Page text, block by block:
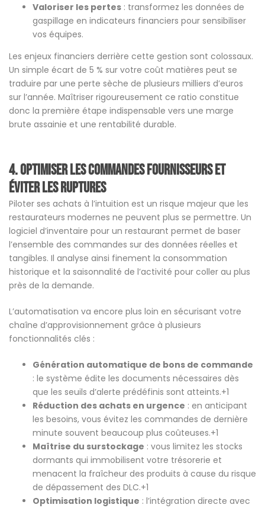
Valoriser les pertes : transformez les données de
gaspillage en indicateurs financiers pour sensibiliser
vos équipes.
Les enjeux financiers derrière cette gestion sont colossaux.
Un simple écart de 5 % sur votre coût matières peut se
traduire par une perte sèche de plusieurs milliers d’euros
sur l’année. Maîtriser rigoureusement ce ratio constitue
donc la première étape indispensable vers une marge
brute assainie et une rentabilité durable.
4.Optimiser les commandes fournisseurs et
éviter les ruptures
Piloter ses achats à l’intuition est un risque majeur que les
restaurateurs modernes ne peuvent plus se permettre. Un
logiciel d’inventaire pour un restaurant permet de baser
l’ensemble des commandes sur des données réelles et
tangibles. Il analyse ainsi finement la consommation
historique et la saisonnalité de l’activité pour coller au plus
près de la demande.
L’automatisation va encore plus loin en sécurisant votre
chaîne d’approvisionnement grâce à plusieurs
fonctionnalités clés :
Génération automatique de bons de commande
: le système édite les documents nécessaires dès
que les seuils d’alerte prédéfinis sont atteints.+1
Réduction des achats en urgence : en anticipant
les besoins, vous évitez les commandes de dernière
minute souvent beaucoup plus coûteuses.+1
Maîtrise du surstockage : vous limitez les stocks
dormants qui immobilisent votre trésorerie et
menacent la fraîcheur des produits à cause du risque
de dépassement des DLC.+1
Optimisation logistique : l’intégration directe avec